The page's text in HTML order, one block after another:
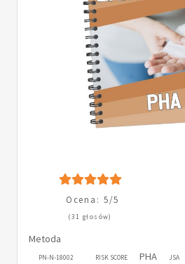
Ocena: 5/5
(31 głosów)
Metoda
PN-N-18002 RISK SCORE PHA JSA